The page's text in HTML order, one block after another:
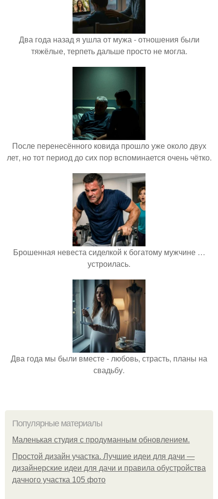
Два года назад я ушла от мужа - отношения были
тяжёлые, терпеть дальше просто не могла.
После перенесённого ковида прошло уже около двух
лет, но тот период до сих пор вспоминается очень чётко.
Брошенная невеста сиделкой к богатому мужчине …
устроилась.
Два года мы были вместе - любовь, страсть, планы на
свадьбу.
Популярные материалы
Маленькая студия с продуманным обновлением.
Простой дизайн участка. Лучшие идеи для дачи —
дизайнерские идеи для дачи и правила обустройства
дачного участка 105 фото